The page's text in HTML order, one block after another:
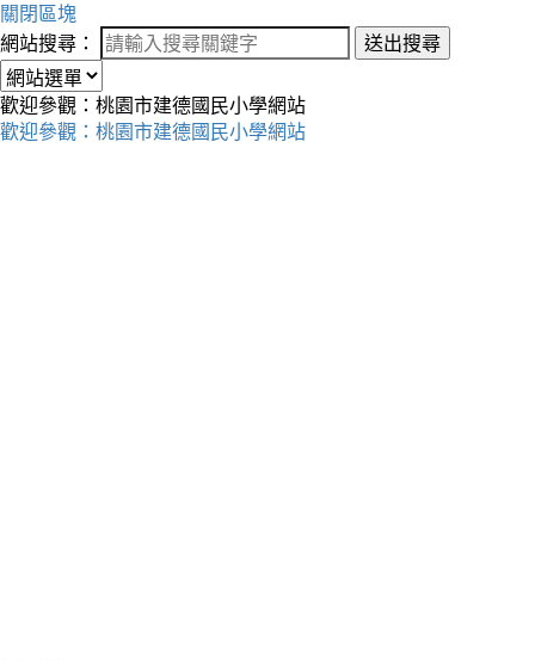
關閉區塊
網站搜尋：
送出搜尋
歡迎參觀：桃園市建德國民小學網站
歡迎參觀：桃園市建德國民小學網站